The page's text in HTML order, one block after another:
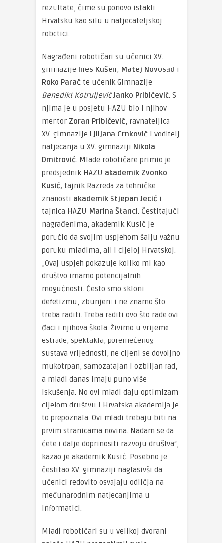
rezultate, čime su ponovo istakli
Hrvatsku kao silu u natjecateljskoj
robotici.
Nagrađeni robotičari su učenici XV.
gimnazije Ines Kušen, Matej Novosad i
Roko Parać te učenik Gimnazije
Benedikt Kotruljević Janko Pribičević. S
njima je u posjetu HAZU bio i njihov
mentor Zoran Pribičević, ravnateljica
XV. gimnazije Ljiljana Crnković i voditelj
natjecanja u XV. gimnaziji Nikola
Dmitrović. Mlade robotičare primio je
predsjednik HAZU akademik Zvonko
Kusić, tajnik Razreda za tehničke
znanosti akademik Stjepan Jecić i
tajnica HAZU Marina Štancl. Čestitajući
nagrađenima, akademik Kusić je
poručio da svojim uspjehom šalju važnu
poruku mladima, ali i cijeloj Hrvatskoj.
„Ovaj uspjeh pokazuje koliko mi kao
društvo imamo potencijalnih
mogućnosti. Često smo skloni
defetizmu, zbunjeni i ne znamo što
treba raditi. Treba raditi ovo što rade ovi
đaci i njihova škola. Živimo u vrijeme
estrade, spektakla, poremećenog
sustava vrijednosti, ne cijeni se dovoljno
mukotrpan, samozatajan i ozbiljan rad,
a mladi danas imaju puno više
iskušenja. No ovi mladi daju optimizam
cijelom društvu i Hrvatska akademija je
to prepoznala. Ovi mladi trebaju biti na
prvim stranicama novina. Nadam se da
ćete i dalje doprinositi razvoju društva“,
kazao je akademik Kusić. Posebno je
čestitao XV. gimnaziji naglasivši da
učenici redovito osvajaju odličja na
međunarodnim natjecanjima u
informatici.
Mladi robotičari su u velikoj dvorani